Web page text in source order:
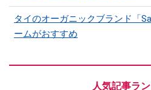
タイのオーガニックブランド「
ームがおすすめ